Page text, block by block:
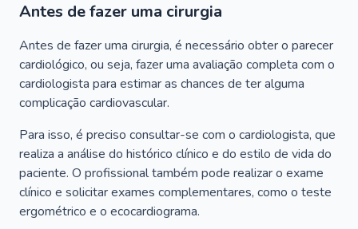
Antes de fazer uma cirurgia
Antes de fazer uma cirurgia, é necessário obter o parecer
cardiológico, ou seja, fazer uma avaliação completa com o
cardiologista para estimar as chances de ter alguma
complicação cardiovascular.
Para isso, é preciso consultar-se com o cardiologista, que
realiza a análise do histórico clínico e do estilo de vida do
paciente. O profissional também pode realizar o exame
clínico e solicitar exames complementares, como o teste
ergométrico e o ecocardiograma.